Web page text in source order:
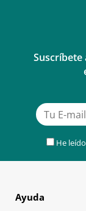
Suscríbete
He
Ayuda